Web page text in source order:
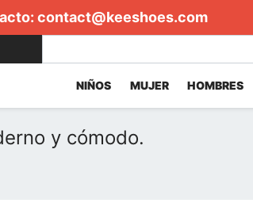
contact@keeshoes.com
NIÑOS MUJER HOMBRES
y cómodo.